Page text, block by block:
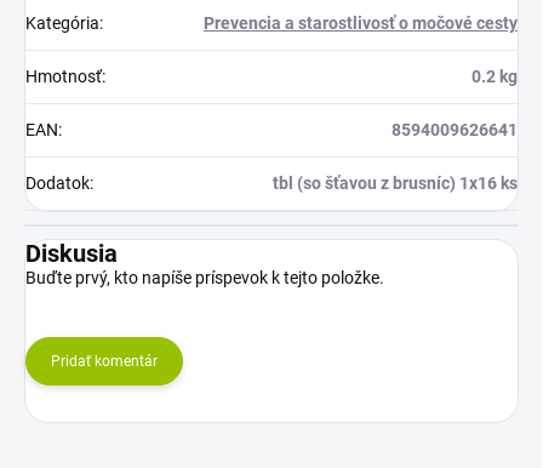
Kategória: Prevencia a starostlivosť o močové cesty
Hmotnosť: 0.2 kg
EAN: 8594009626641
Dodatok: tbl (so šťavou z brusníc) 1x16 ks
Diskusia
Buďte prvý, kto napíše príspevok k tejto položke.
Pridať komentár